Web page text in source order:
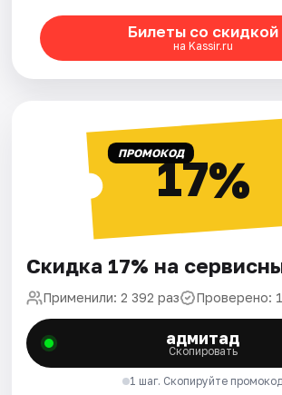
Билеты со скидкой
на Kassir.ru
ПРОМОКОД17%
Скидка 17% на
Применили: 2 392 раз Проверено:
адмитад
Скопировать
1 шаг. Скопируйте промокод